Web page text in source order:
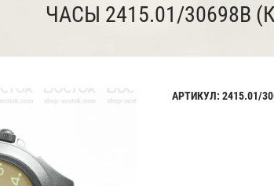
ЧАСЫ 2415.01/30698В
АРТИКУЛ: 2415.01/